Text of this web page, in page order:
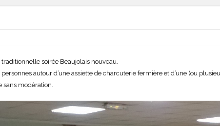
soirée Beaujolais nouveau.
autour d’une assiette de charcuterie fermière et d’une (ou
modération.